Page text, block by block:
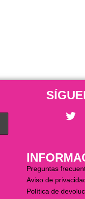
Preguntas
Aviso de
Política de